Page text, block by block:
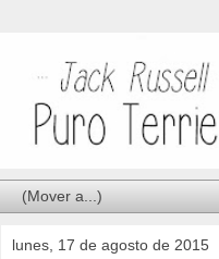
lunes, 17 de agosto de 2015